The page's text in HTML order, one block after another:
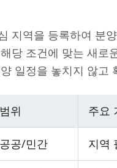
지역을 등록하여 분
당 조건에 맞는 새
일정을 놓치지 않고
위 주요
공/민간 지역